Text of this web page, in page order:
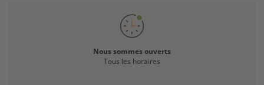
Nous sommes ouverts
Tous les horaires